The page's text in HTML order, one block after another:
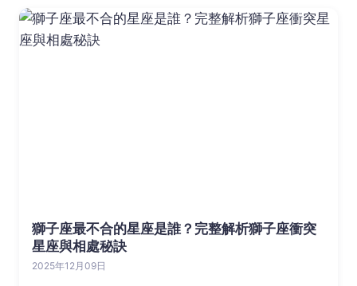
獅子座最不合的星座是誰？完整解析獅子座衝突
星座與相處秘訣
2025年12月09日